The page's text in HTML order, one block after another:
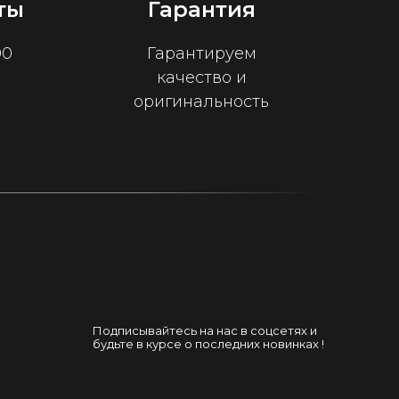
Гарантия
Гарантируем
качество и
оригинальность
Подписывайтесь на нас в соцсетях и
будьте в курсе о последних новинках !